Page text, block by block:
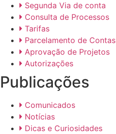
Segunda Via de conta
Consulta de Processos
Tarifas
Parcelamento de Contas
Aprovação de Projetos
Autorizações
Publicações
Comunicados
Notícias
Dicas e Curiosidades